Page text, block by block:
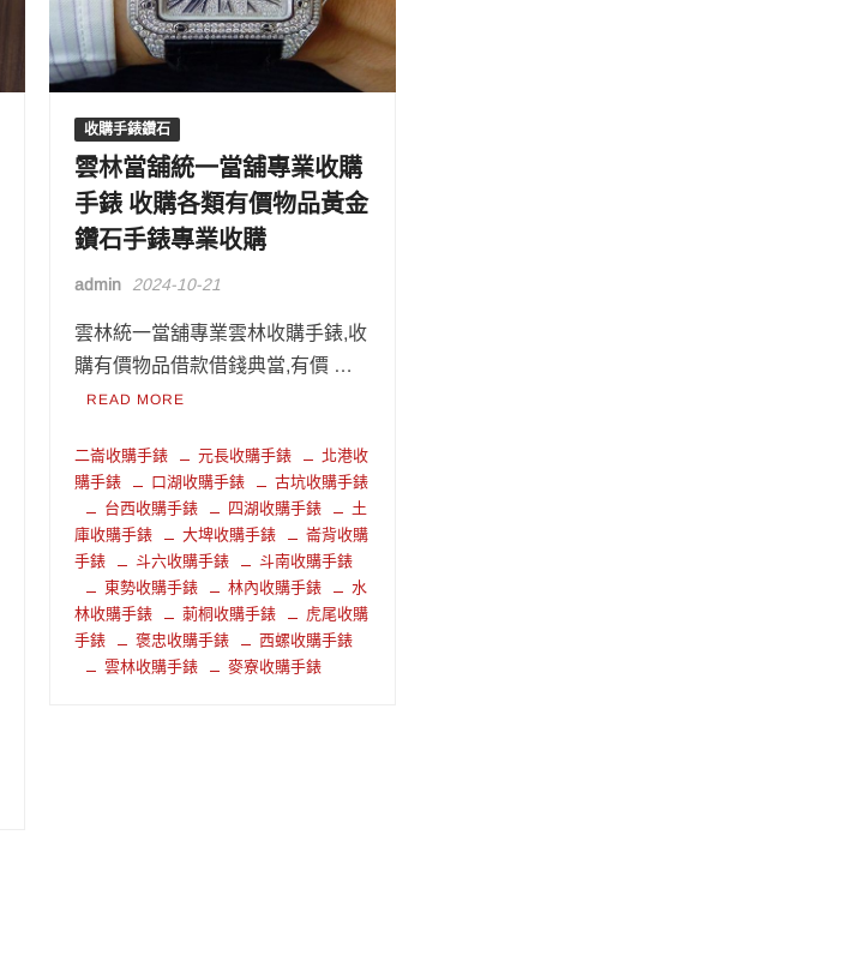
收購手錶鑽石
雲林當舖統一當舖專業收購
手錶 收購各類有價物品黃金
鑽石手錶專業收購
admin 2024-10-21
雲林統一當舖專業雲林收購手錶,收
購有價物品借款借錢典當,有價 …
READ MORE
二崙收購手錶 元長收購手錶
北港收
購手錶
口湖收購手錶
古坑收購手錶
台西收購手錶
四湖收購手錶
土
庫收購手錶
大埤收購手錶
崙背收購
手錶
斗六收購手錶
斗南收購手錶
東勢收購手錶
林內收購手錶
水
林收購手錶
莿桐收購手錶
虎尾收購
手錶
褒忠收購手錶
西螺收購手錶
雲林收購手錶
麥寮收購手錶